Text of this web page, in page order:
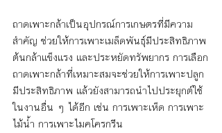
ถาดเพาะกล้าเป็นอุปกรณ์การเกษตรที่มีความ
สำคัญ ช่วยให้การเพาะเมล็ดพันธุ์มีประสิทธิภาพ
ต้นกล้าแข็งแรง และประหยัดทรัพยากร การเลือก
ถาดเพาะกล้าที่เหมาะสมจะช่วยให้การเพาะปลูก
มีประสิทธิภาพ แล้วยังสามารถนำไปประยุกต์ใช้
ในงานอื่น ๆ ได้อีก เช่น การเพาะเห็ด การเพาะ
ไม้น้ำ การเพาะไมคโครกรีน